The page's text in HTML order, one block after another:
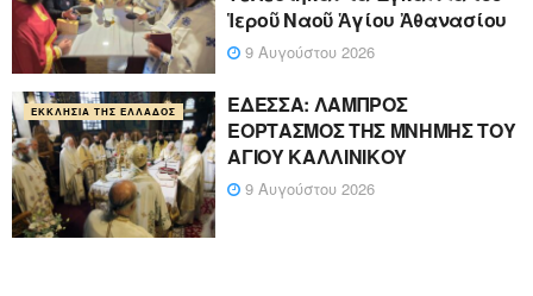
Ἱεροῦ Ναοῦ Ἁγίου Ἀθανασίου
9 Αυγούστου 2026
ΕΚΚΛΗΣΊΑ ΤΗΣ ΕΛΛΆΔΟΣ
ΕΔΕΣΣΑ: ΛΑΜΠΡΟΣ
ΕΟΡΤΑΣΜΟΣ ΤΗΣ ΜΝΗΜΗΣ ΤΟΥ
ΑΓΙΟΥ ΚΑΛΛΙΝΙΚΟΥ
9 Αυγούστου 2026